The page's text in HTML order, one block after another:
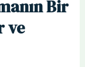
Bir
ve